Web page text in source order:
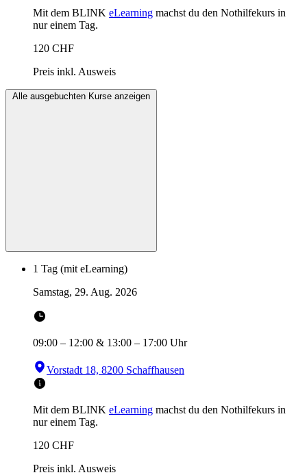
Mit dem BLINK eLearning machst du den Nothilfekurs in
nur einem Tag.
120 CHF
Preis inkl. Ausweis
Alle ausgebuchten Kurse anzeigen
1 Tag (mit eLearning)
Samstag, 29. Aug. 2026
09:00 – 12:00 & 13:00 – 17:00 Uhr
Vorstadt 18, 8200 Schaffhausen
Mit dem BLINK eLearning machst du den Nothilfekurs in
nur einem Tag.
120 CHF
Preis inkl. Ausweis